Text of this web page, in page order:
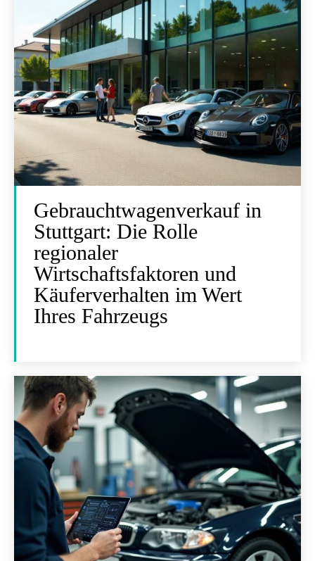
Gebrauchtwagenverkauf in
Stuttgart: Die Rolle
regionaler
Wirtschaftsfaktoren und
Käuferverhalten im Wert
Ihres Fahrzeugs